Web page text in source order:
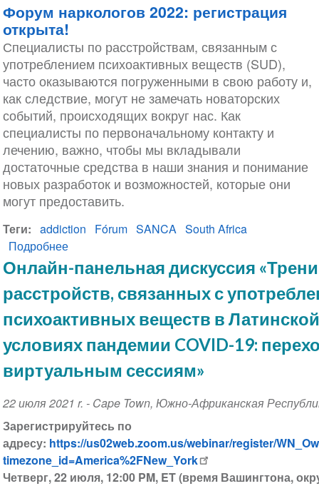
Форум наркологов 2022: регистрация
открыта!
Специалисты по расстройствам, связанным с
употреблением психоактивных веществ (SUD),
часто оказываются погруженными в свою работу и,
как следствие, могут не замечать новаторских
событий, происходящих вокруг нас. Как
специалисты по первоначальному контакту и
лечению, важно, чтобы мы вкладывали
достаточные средства в наши знания и понимание
новых разработок и возможностей, которые они
могут предоставить.
Теги addiction Fórum SANCA South Africa
Подробнеео
Форум
2022:
регистрация
Онлайн-панельная дискуссия
расстройств, связанных с
психоактивных веществ в
условиях пандемии COVID-19:
виртуальным сессиям»
Event
Date
22 июля 2021 r. - Cape Town, Южно-Африканская
Зарегистрируйтесь по
адресу: https://us02web.zoom.us/webinar/register/
timezone_id=America%2FNew_York
Четверг, 22 июля, 12:00 PM, ET (время Вашингтона,